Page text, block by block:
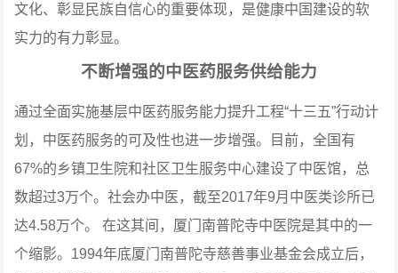
文化、彰显民族自信心的重要体现，是健康中国建设的软
实力的有力彰显。
不断增强的中医药服务供给能力
通过全面实施基层中医药服务能力提升工程“十三五”行动计
划，中医药服务的可及性也进一步增强。目前，全国有
67%的乡镇卫生院和社区卫生服务中心建设了中医馆，总
数超过3万个。社会办中医，截至2017年9月中医类诊所已
达4.58万个。
在这其间，厦门南普陀寺中医院是其中的一
个缩影。1994年底厦门南普陀寺慈善事业基金会成立后，